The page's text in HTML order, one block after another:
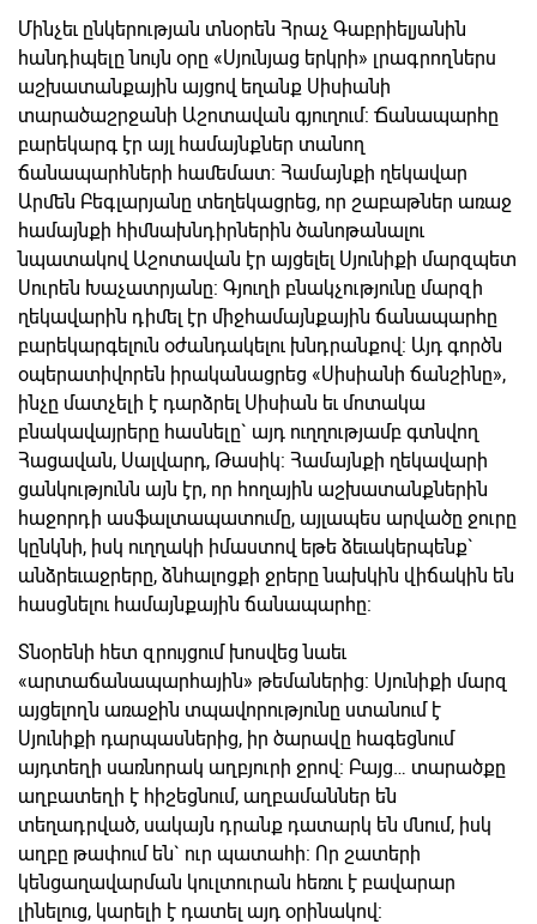
Մինչեւ ընկերության տնօրեն Հրաչ Գաբրիելյանին
հանդիպելը նույն օրը «Սյունյաց երկրի» լրագրողներս
աշխատանքային այցով եղանք Սիսիանի
տարածաշրջանի Աշոտավան գյուղում: Ճանապարհը
բարեկարգ էր այլ համայնքներ տանող
ճանապարհների համեմատ: Համայնքի ղեկավար
Արմեն Բեգլարյանը տեղեկացրեց, որ շաբաթներ առաջ
համայնքի հիմնախնդիրներին ծանոթանալու
նպատակով Աշոտավան էր այցելել Սյունիքի մարզպետ
Սուրեն Խաչատրյանը: Գյուղի բնակչությունը մարզի
ղեկավարին դիմել էր միջհամայնքային ճանապարհը
բարեկարգելուն օժանդակելու խնդրանքով: Այդ գործն
օպերատիվորեն իրականացրեց «Սիսիանի ճանշինը»,
ինչը մատչելի է դարձրել Սիսիան եւ մոտակա
բնակավայրերը հասնելը` այդ ուղղությամբ գտնվող
Հացավան, Սալվարդ, Թասիկ: Համայնքի ղեկավարի
ցանկությունն այն էր, որ հողային աշխատանքներին
հաջորդի ասֆալտապատումը, այլապես արվածը ջուրը
կընկնի, իսկ ուղղակի իմաստով եթե ձեւակերպենք`
անձրեւաջրերը, ձնհալոցքի ջրերը նախկին վիճակին են
հասցնելու համայնքային ճանապարհը:
Տնօրենի հետ զրույցում խոսվեց նաեւ
«արտաճանապարհային» թեմաներից: Սյունիքի մարզ
այցելողն առաջին տպավորությունը ստանում է
Սյունիքի դարպասներից, իր ծարավը հագեցնում
այդտեղի սառնորակ աղբյուրի ջրով: Բայց… տարածքը
աղբատեղի է հիշեցնում, աղբամաններ են
տեղադրված, սակայն դրանք դատարկ են մնում, իսկ
աղբը թափում են` ուր պատահի: Որ շատերի
կենցաղավարման կուլտուրան հեռու է բավարար
լինելուց, կարելի է դատել այդ օրինակով: